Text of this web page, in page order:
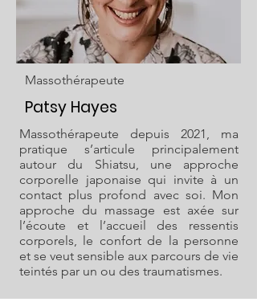
Massothérapeute
Patsy Hayes
Massothérapeute depuis 2021, ma
pratique s’articule principalement
autour du Shiatsu, une approche
corporelle japonaise qui invite à un
contact plus profond avec soi. Mon
approche du massage est axée sur
l’écoute et l’accueil des ressentis
corporels, le confort de la personne
et se veut sensible aux parcours de vie
teintés par un ou des traumatismes.